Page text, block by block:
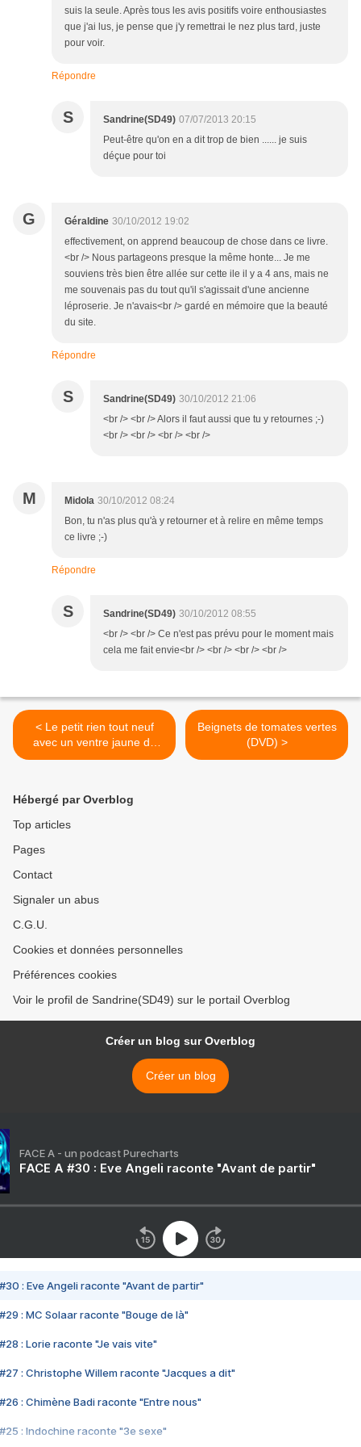
suis la seule. Après tous les avis positifs voire enthousiastes
que j'ai lus, je pense que j'y remettrai le nez plus tard, juste
pour voir.
Répondre
S Sandrine(SD49) 07/07/2013 20:15
Peut-être qu'on en a dit trop de bien ...... je suis
déçue pour toi
G Géraldine 30/10/2012 19:02
effectivement, on apprend beaucoup de chose dans ce livre.
<br /> Nous partageons presque la même honte... Je me
souviens très bien être allée sur cette ile il y a 4 ans, mais ne
me souvenais pas du tout qu'il s'agissait d'une ancienne
léproserie. Je n'avais<br /> gardé en mémoire que la beauté
du site.
Répondre
S Sandrine(SD49) 30/10/2012 21:06
<br /> <br /> Alors il faut aussi que tu y retournes ;-)
<br /> <br /> <br /> <br />
M Midola 30/10/2012 08:24
Bon, tu n'as plus qu'à y retourner et à relire en même temps
ce livre ;-)
Répondre
S Sandrine(SD49) 30/10/2012 08:55
<br /> <br /> Ce n'est pas prévu pour le moment mais
cela me fait envie<br /> <br /> <br /> <br />
< Le petit rien tout neuf
avec un ventre jaune de
Rabaté (BD)
Beignets de tomates vertes
(DVD) >
Hébergé par Overblog
Top articles
Pages
Contact
Signaler un abus
C.G.U.
Cookies et données personnelles
Préférences cookies
Voir le profil de Sandrine(SD49) sur le portail Overblog
Créer un blog sur Overblog
Créer un blog
FACE A - un podcast Purecharts
FACE A #30 : Eve Angeli raconte "Avant de partir"
#30 : Eve Angeli raconte "Avant de partir"
#29 : MC Solaar raconte "Bouge de là"
#28 : Lorie raconte "Je vais vite"
#27 : Christophe Willem raconte "Jacques a dit"
#26 : Chimène Badi raconte "Entre nous"
#25 : Indochine raconte "3e sexe"